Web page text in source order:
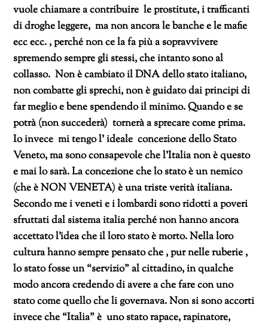
vuole chiamare a contribuire le prostitute, i trafficanti
di droghe leggere, ma non ancora le banche e le mafie
ecc ecc. , perché non ce la fa più a sopravvivere
spremendo sempre gli stessi, che intanto sono al
collasso. Non è cambiato il DNA dello stato italiano,
non combatte gli sprechi, non è guidato dai principi di
far meglio e bene spendendo il minimo. Quando e se
potrà (non succederà) tornerà a sprecare come prima.
Io invece mi tengo l’ ideale concezione dello Stato
Veneto, ma sono consapevole che l’Italia non è questo
e mai lo sarà. La concezione che lo stato è un nemico
(che è NON VENETA) è una triste verità italiana.
Secondo me i veneti e i lombardi sono ridotti a poveri
sfruttati dal sistema italia perché non hanno ancora
accettato l’idea che il loro stato è morto. Nella loro
cultura hanno sempre pensato che , pur nelle ruberie ,
lo stato fosse un “servizio” al cittadino, in qualche
modoancora credendo di avere a che fare con uno
stato come quello che li governava. Non si sono accorti
invece che “Italia” è uno stato rapace, rapinatore,